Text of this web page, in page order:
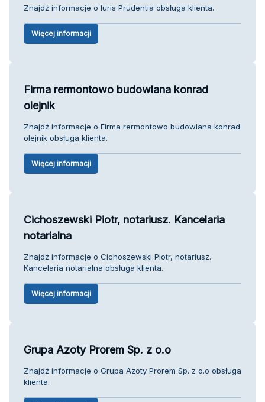
Znajdź informacje o Iuris Prudentia obsługa klienta.
Więcej informacji
Firma rermontowo budowlana konrad
olejnik
Znajdź informacje o Firma rermontowo budowlana konrad
olejnik obsługa klienta.
Więcej informacji
Cichoszewski Piotr, notariusz. Kancelaria
notarialna
Znajdź informacje o Cichoszewski Piotr, notariusz.
Kancelaria notarialna obsługa klienta.
Więcej informacji
Grupa Azoty Prorem Sp. z o.o
Znajdź informacje o Grupa Azoty Prorem Sp. z o.o obsługa
klienta.